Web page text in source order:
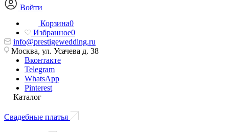
Войти
Корзина0
Избранное0
info@prestigewedding.ru
Москва, ул. Усачева д. 38
Вконтакте
Telegram
WhatsApp
Pinterest
Каталог
Свадебные платья